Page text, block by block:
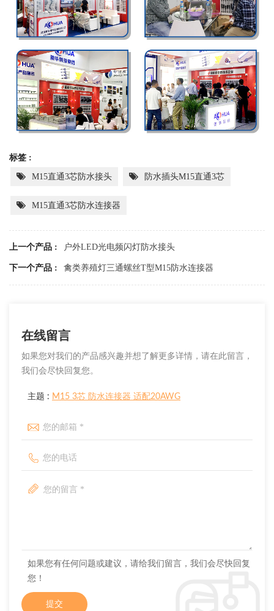
标签 :
M15直通3芯防水接头 防水插头M15直通3芯
M15直通3芯防水连接器
上一个产品 : 户外LED光电频闪灯防水接头
下一个产品 : 禽类养殖灯三通螺丝T型M15防水连接器
在线留言
如果您对我们的产品感兴趣并想了解更多详情，请在此留言，
我们会尽快回复您。
主题 : M15 3芯 防水连接器 适配20AWG
如果您有任何问题或建议，请给我们留言，我们会尽快回复
您！